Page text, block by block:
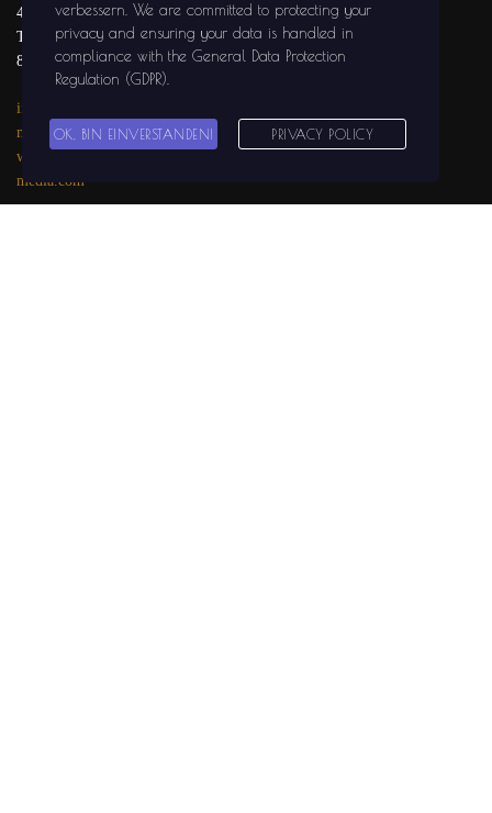
47441 MOERS
Tel.: 02841 / 999 29
81
info@solidground-
media.com
www.solidground-
media.com
verbessern . We are committed to protecting your
privacy and ensuring your data is handled in
compliance with the General Data Protection
Regulation (GDPR)
OK, BIN EINVERSTANDEN! PRIVACY POLICY